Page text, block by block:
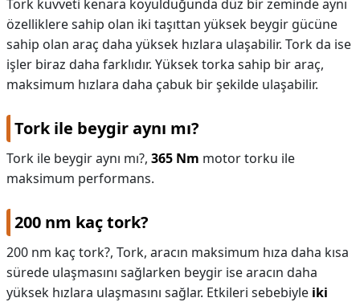
Tork kuvveti kenara koyulduğunda düz bir zeminde aynı
özelliklere sahip olan iki taşıttan yüksek beygir gücüne
sahip olan araç daha yüksek hızlara ulaşabilir. Tork da ise
işler biraz daha farklıdır. Yüksek torka sahip bir araç,
maksimum hızlara daha çabuk bir şekilde ulaşabilir.
Tork ile beygir aynı mı?
Tork ile beygir aynı mı?, 365 Nm motor torku ile
maksimum performans.
200 nm kaç tork?
200 nm kaç tork?, Tork, aracın maksimum hıza daha kısa
sürede ulaşmasını sağlarken beygir ise aracın daha
yüksek hızlara ulaşmasını sağlar. Etkileri sebebiyle iki